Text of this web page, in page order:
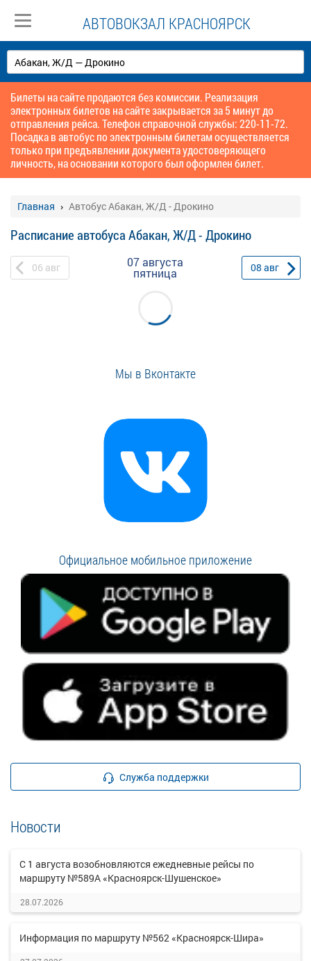
АВТОВОКЗАЛ КРАСНОЯРСК
Билеты на сайте продаются без комиссии. Реализация
электронных билетов на сайте закрывается за 5 минут до
отправления рейса. Телефон справочной службы: 220-11-72.
Посадка в автобус по электронным билетам осуществляется
только при предъявлении документа удостоверяющего
личность, на основании которого был оформлен билет.
Главная Автобус Абакан, Ж/Д - Дрокино
Расписание автобуса Абакан, Ж/Д - Дрокино
06 авг 07 августа
пятница 08 авг
Мы в Вконтакте
Официальное мобильное приложение
Служба поддержки
Новости
С 1 августа возобновляются ежедневные рейсы по
маршруту №589А «Красноярск-Шушенское»
28.07.2026
Информация по маршруту №562 «Красноярск-Шира»